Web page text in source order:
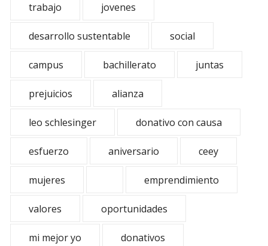
trabajo jovenes
desarrollo sustentable social
campus bachillerato juntas
prejuicios alianza
leo schlesinger donativo con causa
esfuerzo aniversario ceey
mujeres emprendimiento
valores oportunidades
mi mejor yo donativos